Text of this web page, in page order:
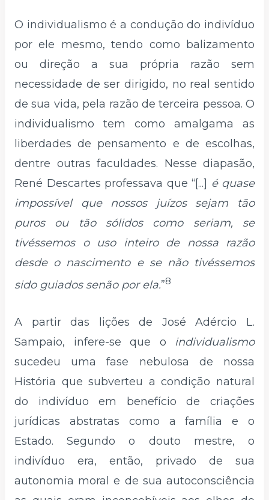
O individualismo é a condução do indivíduo
por ele mesmo, tendo como balizamento
ou direção a sua própria razão sem
necessidade de ser dirigido, no real sentido
de sua vida, pela razão de terceira pessoa. O
individualismo tem como amalgama as
liberdades de pensamento e de escolhas,
dentre outras faculdades. Nesse diapasão,
René Descartes professava que “[...] é quase
impossível que nossos juízos sejam tão
puros ou tão sólidos como seriam, se
tivéssemos o uso inteiro de nossa razão
desde o nascimento e se não tivéssemos
sido guiados senão por ela.”8
A partir das lições de José Adércio L.
Sampaio, infere-se que o individualismo
sucedeu uma fase nebulosa de nossa
História que subverteu a condição natural
do indivíduo em benefício de criações
jurídicas abstratas como a família e o
Estado. Segundo o douto mestre, o
indivíduo era, então, privado de sua
autonomia moral e de sua autoconsciência